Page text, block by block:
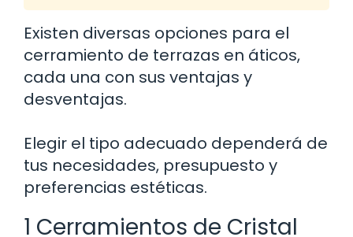
Existen diversas opciones para el
cerramiento de terrazas en áticos,
cada una con sus ventajas y
desventajas.
Elegir el tipo adecuado dependerá de
tus necesidades, presupuesto y
preferencias estéticas.
1 Cerramientos de Cristal